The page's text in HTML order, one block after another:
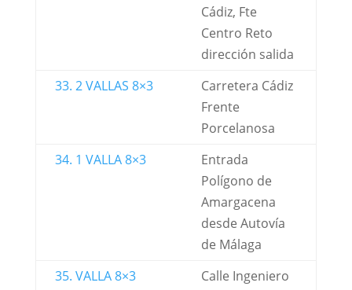
Cádiz, Fte
Centro Reto
dirección salida
33. 2 VALLAS 8×3
Carretera Cádiz
Frente
Porcelanosa
34. 1 VALLA 8×3
Entrada
Polígono de
Amargacena
desde Autovía
de Málaga
35. VALLA 8×3
Calle Ingeniero